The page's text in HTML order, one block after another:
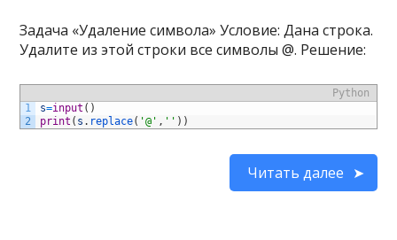
Задача «Удаление символа» Условие: Дана строка.
Удалите из этой строки все символы @. Решение:
Python
1
2
s=input ( )
print ( s . replace( '@' , '' ) )
Читать далее